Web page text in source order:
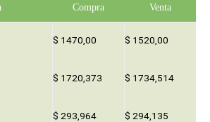
Compra Venta
$ 1470,00 $ 1520,00
$ 1720,373 $ 1734,514
$ 293,964 $ 294,135